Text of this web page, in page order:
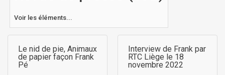
Voir les éléments...
Le nid de pie, Animaux
de papier façon Frank
Pé
Interview de Frank par
RTC Liège le 18
novembre 2022